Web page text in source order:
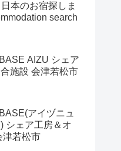
本のお宿探しま
search
AIZU シェア
施設 会津若松市
アイヅニュ
シェア工房＆オ
津若松市